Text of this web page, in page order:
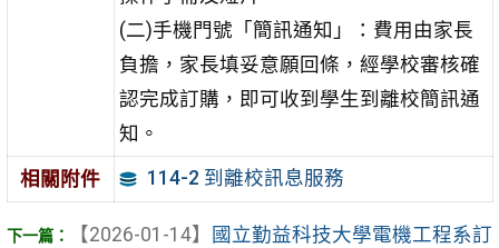
(二)手機門號「簡訊通知」：費用由家長
負擔，家長填妥意願回條，經學校審核確
認完成訂購，即可收到學生到離校簡訊通
知。
相關附件 114-2 到離校訊息服務
【2026-01-14】
國立勤益科技大學電機工程系訂